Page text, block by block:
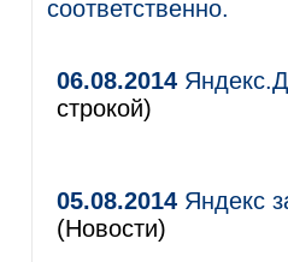
соответственно.
06.08.2014
строкой)
05.08.2014 Яндекс
(Новости)